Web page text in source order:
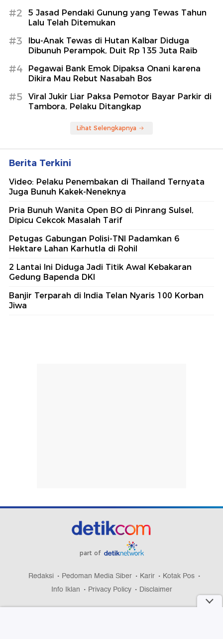
#2
5 Jasad Pendaki Gunung yang Tewas Tahun
Lalu Telah Ditemukan
#3
Ibu-Anak Tewas di Hutan Kalbar Diduga
Dibunuh Perampok, Duit Rp 135 Juta Raib
#4
Pegawai Bank Emok Dipaksa Onani karena
Dikira Mau Rebut Nasabah Bos
#5
Viral Jukir Liar Paksa Pemotor Bayar Parkir di
Tambora, Pelaku Ditangkap
Lihat Selengkapnya
Berita Terkini
Video: Pelaku Penembakan di Thailand Ternyata
Juga Bunuh Kakek-Neneknya
Pria Bunuh Wanita Open BO di Pinrang Sulsel,
Dipicu Cekcok Masalah Tarif
Petugas Gabungan Polisi-TNI Padamkan 6
Hektare Lahan Karhutla di Rohil
2 Lantai Ini Diduga Jadi Titik Awal Kebakaran
Gedung Bapenda DKI
Banjir Terparah di India Telan Nyaris 100 Korban
Jiwa
part of
Redaksi Pedoman Media Siber Karir
Kotak Pos
Info Iklan
Privacy Policy Disclaimer